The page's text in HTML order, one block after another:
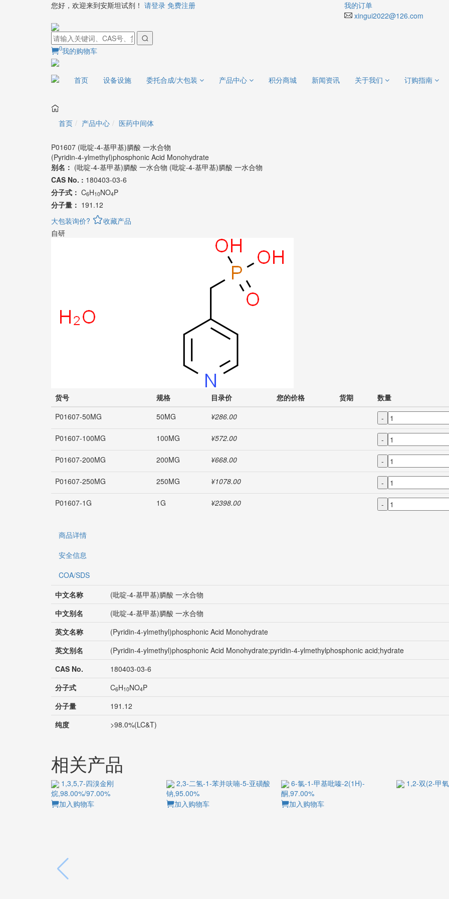
您好，欢迎来到安斯坦试剂！ 请登录 免费注册
我的订单
xingui2022@126.com
0我的购物车
首页 设备设施 委托合成/大包装 产品中心 积分商城 新闻资讯 关于我们 订购指南
首页 产品中心 医药中间体
P01607 (吡啶-4-基甲基)膦酸 一水合物
(Pyridin-4-ylmethyl)phosphonic Acid Monohydrate
别名： (吡啶-4-基甲基)膦酸 一水合物 (吡啶-4-基甲基)膦酸 一水合物
CAS No. : 180403-03-6
分子式： C6H10NO4P
分子量： 191.12
大包装询价?
收藏产品
自研
货号 规格 目录价 您的价格 货期 数量
P01607-50MG
50MG ¥286.00 -
P01607-100MG
100MG ¥572.00 -
P01607-200MG
200MG ¥668.00 -
P01607-250MG
250MG ¥1078.00 -
P01607-1G
1G ¥2398.00 -
商品详情
安全信息
COA/SDS
中文名称
(吡啶-4-基甲基)膦酸 一水合物
中文别名
(吡啶-4-基甲基)膦酸 一水合物
英文名称
(Pyridin-4-ylmethyl)phosphonic Acid Monohydrate
英文别名
(Pyridin-4-ylmethyl)phosphonic Acid Monohydrate;pyridin-4-ylmethylphosphonic acid;hydrate
CAS No.
180403-03-6
分子式
C6H10NO4P
分子量
191.12
纯度
>98.0%(LC&T)
相关产品
1,3,5,7-四溴金刚
烷,98.00%/97.00%
加入购物车
2,3-二氢-1-苯并呋喃-5-亚磺酸
钠,95.00%
加入购物车
6-氯-1-甲基吡嗪-2(1H)-酮,97.00%
加入购物车
1,2-双(2-甲氧